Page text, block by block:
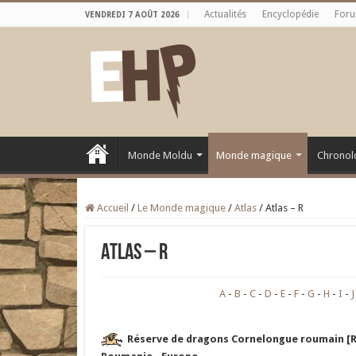
VENDREDI 7 AOÛT 2026 Actualités Encyclopédie
Monde Moldu Monde magique
Accueil / Le Monde magique / Atlas / Atlas – R
Atlas – R
A B C D E F G H I J
Réserve de dragons Cornelongue roumain